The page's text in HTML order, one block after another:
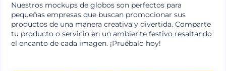
Nuestros mockups de globos son perfectos para
pequeñas empresas que buscan promocionar sus
productos de una manera creativa y divertida. Comparte
tu producto o servicio en un ambiente festivo resaltando
el encanto de cada imagen. ¡Pruébalo hoy!